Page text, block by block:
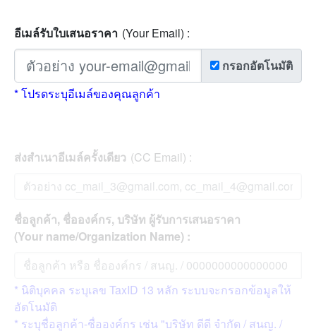
อีเมล์รับใบเสนอราคา (Your Email) :
กรอกอัตโนมัติ
* โปรดระบุอีเมล์ของคุณลูกค้า
ส่งสำเนาอีเมล์ครั้งเดียว (CC Email) :
ชื่อลูกค้า, ชื่อองค์กร, บริษัท ผู้รับการเสนอราคา
(Your name/Organization Name) :
* นิติบุคคล ระบุเลข TaxID 13 หลัก ระบบจะกรอกข้อมูลให้
อัตโนมัติ
* ระบุชื่อลูกค้า-ชื่อองค์กร เช่น "บริษัท ดีดี จำกัด / สนญ. /